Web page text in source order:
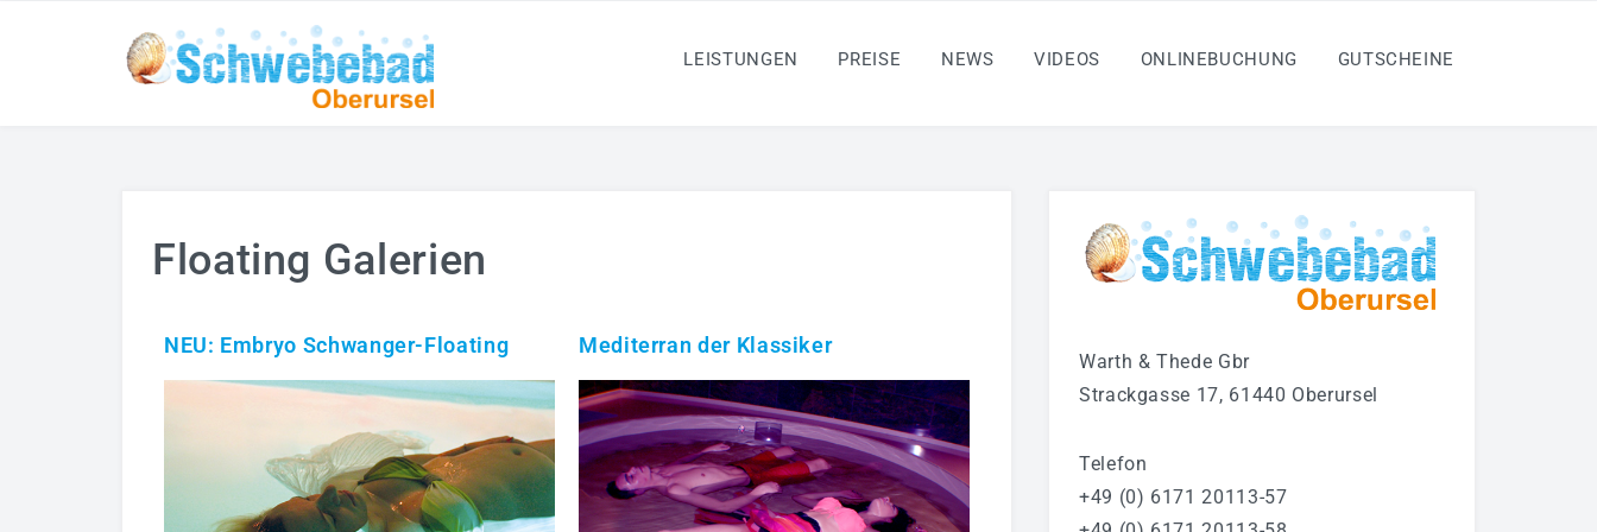
LEISTUNGEN PREISE NEWS VIDEOS ONLINEBUCHUNG GUTSCHEINE
Floating Galerien
NEU: Embryo Schwanger-Floating Mediterran der Klassiker
Warth & Thede Gbr
Strackgasse 17, 61440 Oberursel
Telefon
+49 (0) 6171 20113-57